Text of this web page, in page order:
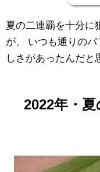
夏の二連覇を十分に
が、
いつも通りの
しさがあったんだと
2022年・